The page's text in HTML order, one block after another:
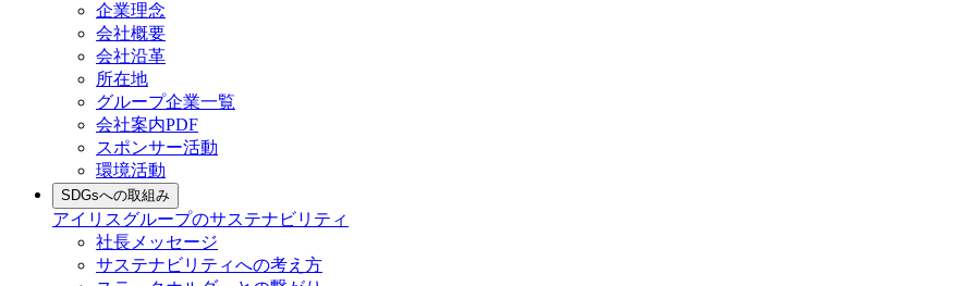
企業理念
会社概要
会社沿革
所在地
グループ企業一覧
会社案内PDF
スポンサー活動
環境活動
SDGsへの取組み
アイリスグループのサステナビリティ
社長メッセージ
サステナビリティへの考え方